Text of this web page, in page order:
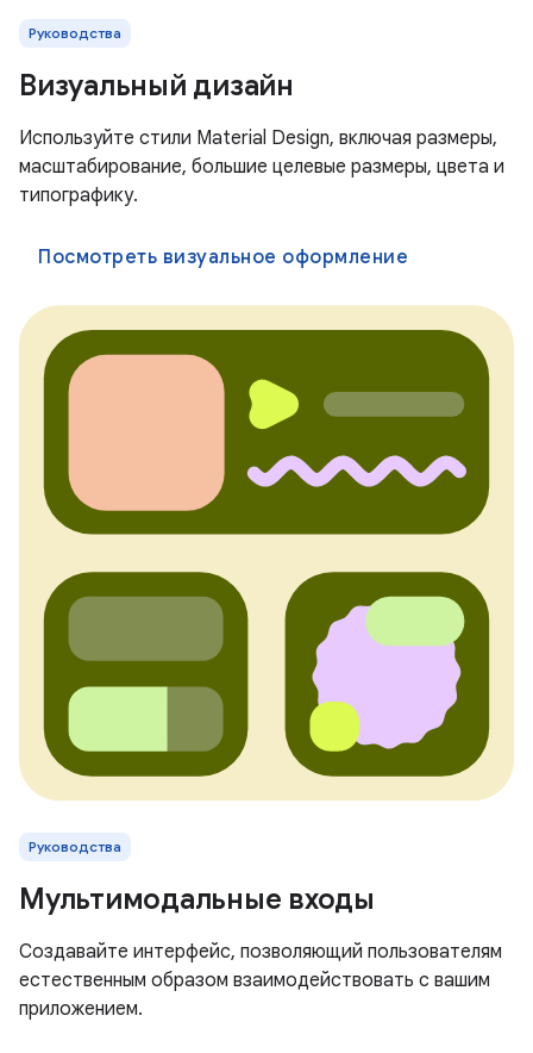
Руководства
Визуальный дизайн
Используйте стили Material Design, включая размеры,
масштабирование, большие целевые размеры, цвета и
типографику.
Посмотреть визуальное оформление
Руководства
Мультимодальные входы
Создавайте интерфейс, позволяющий пользователям
естественным образом взаимодействовать с вашим
приложением.